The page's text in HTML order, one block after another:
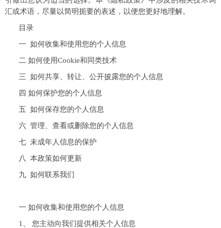
汇或术语，尽量以简明扼要的表述，以便您更好地理解。
目录
一 如何收集和使用您的个人信息
二 如何使用Cookie和同类技术
三 如何共享、转让、公开披露您的个人信息
四 如何保护您的个人信息
五 如何保存您的个人信息
六 管理、查看或删除您的个人信息
七 未成年人信息的保护
八 本政策如何更新
九 如何联系我们
一 如何收集和使用您的个人信息
1、 您主动向我们提供相关个人信息